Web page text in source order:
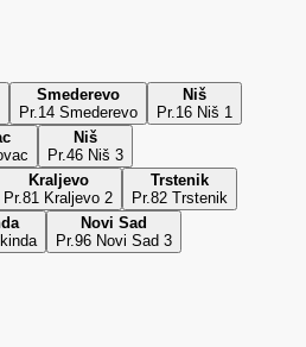
Smederevo
Pr.14 Smederevo
Niš
Pr.16 Niš 1
Niš
Pr.46 Niš 3
Kraljevo
Pr.81 Kraljevo 2
Trstenik
Pr.82 Trstenik
Novi Sad
Pr.96 Novi Sad 3